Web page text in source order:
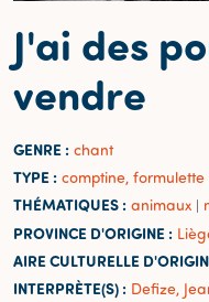
J'ai des
vendre
GENRE : chant
TYPE : comptine, formulette
THÉMATIQUES : animaux |
PROVINCE D'ORIGINE :
AIRE CULTURELLE
INTERPRÈTE(S) : Defize,